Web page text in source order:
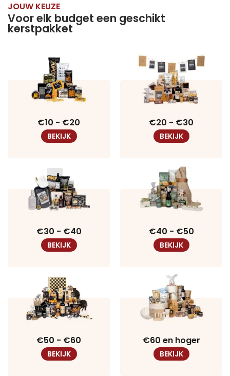
JOUW KEUZE
Voor elk budget een geschikt
kerstpakket
€10 - €20
BEKIJK
€20 - €30
BEKIJK
€30 - €40
BEKIJK
€40 - €50
BEKIJK
€50 - €60
BEKIJK
€60 en hoger
BEKIJK